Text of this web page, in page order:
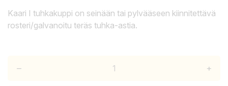
Kaari I tuhkakuppi on seinään tai pylvääseen kiinnitettävä
rosteri/galvanoitu teräs tuhka-astia.
– +